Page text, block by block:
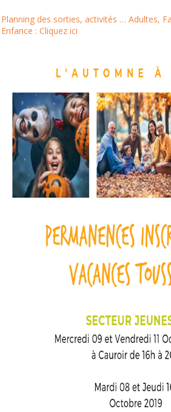
Planning des sorties, activités … Adultes,
Enfance :Cliquez ici